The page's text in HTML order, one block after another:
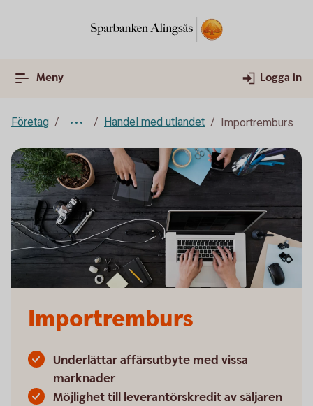
Meny Logga in
Företag Handel med utlandet Importremburs
Importremburs
Underlättar affärsutbyte med vissa
marknader
Möjlighet till leverantörskredit av säljaren